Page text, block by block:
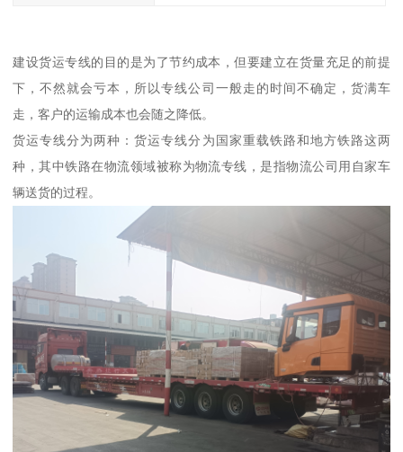
建设货运专线的目的是为了节约成本，但要建立在货量充足的前提
下，不然就会亏本，所以专线公司一般走的时间不确定，货满车
走，客户的运输成本也会随之降低。
货运专线分为两种：货运专线分为国家重载铁路和地方铁路这两
种，其中铁路在物流领域被称为物流专线，是指物流公司用自家车
辆送货的过程。